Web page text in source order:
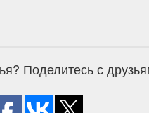
Поделитесь с